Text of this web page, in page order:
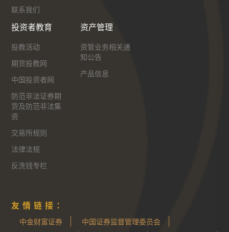
联系我们
投资者教育
投教活动
期货投教网
中国投资者网
防范非法证券期
货及防范非法集
资
交易所规则
法律法规
反洗钱专栏
资产管理
资管业务相关通
知公告
产品信息
友情链接：
中金财富证券 中国证券监督管理委员会